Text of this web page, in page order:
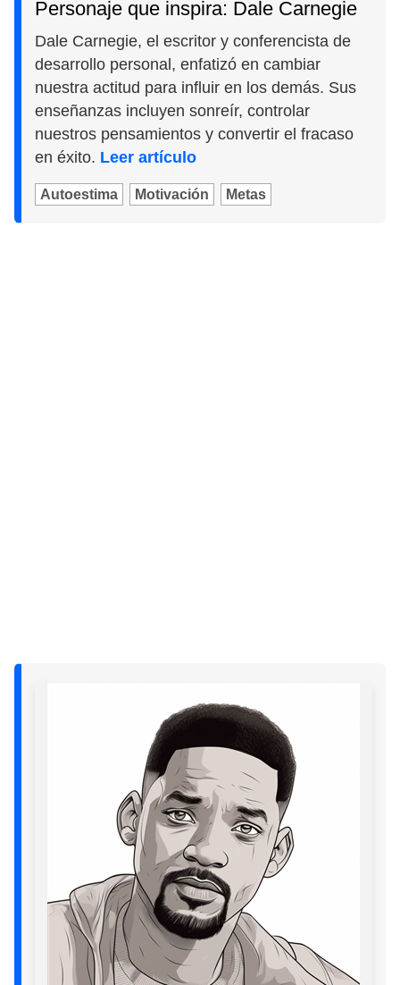
Personaje que inspira: Dale Carnegie
Dale Carnegie, el escritor y conferencista de
desarrollo personal, enfatizó en cambiar
nuestra actitud para influir en los demás. Sus
enseñanzas incluyen sonreír, controlar
nuestros pensamientos y convertir el fracaso
en éxito. Leer artículo
Autoestima Motivación Metas